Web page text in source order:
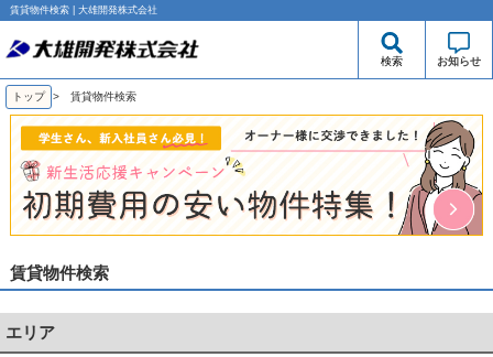
賃貸物件検索 | 大雄開発株式会社
検索 お知らせ
トップ > 賃貸物件検索
賃貸物件検索
エリア